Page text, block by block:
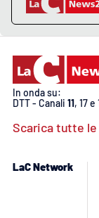
PROGETTI
Buona Sanità
LA
Destinazioni
In onda su:
DTT - Canali 11, 17 e
Scarica tutte
LaC Network